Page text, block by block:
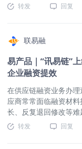
于减排约7,800吨二氧
耗。 联易融持续聚焦
产业、绿色建筑、循环
赛道，精准引导金融
经济。2025 年末，公
长80%，绿色产业业
依托自研讯易链 SaaS
小微企业平均融资成本
打通绿色产业链上下游
百家企业； 自动关联企
“财产描述 + 登记要素
的结构化信息，千笔
分钟级。 全流程合规留
台账三类归档文件；
索条件、命中记录、
留痕； 审核备注全程可
操作机构统一。 SaaS
来。当每一张订单、每
据自己说话” 传统供
游中小企业。这种
级供应链，远离核心企
之外。 联易融通过自
架，依靠AI单据核验、
核心企业的信用穿透
件供应商，还是第四
景和数字信用记录获得
转发 回复
联易融
易产品｜“讯易链”
企业融资提效
在供应链融资业务办
应商常常面临融资材
长、反复退回修改等难
则长期承担大批量单据
人力成本高、审核效率
转发 回复